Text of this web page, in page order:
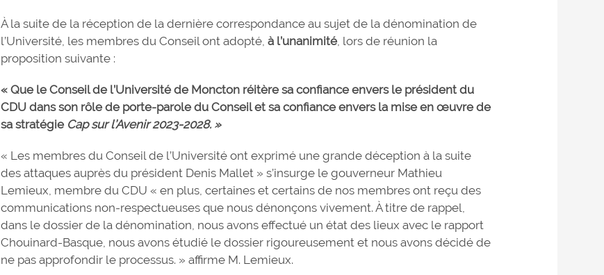
À la suite de la réception de la dernière correspondance au sujet de la dénomination de
l’Université, les membres du Conseil ont adopté, à l’unanimité, lors de réunion la
proposition suivante :
« Que le Conseil de l’Université de Moncton réitère sa confiance envers le président du
CDU dans son rôle de porte-parole du Conseil et sa confiance envers la mise en œuvre de
sa stratégie Cap sur l’Avenir 2023-2028. »
« Les membres du Conseil de l’Université ont exprimé une grande déception à la suite
des attaques auprès du président Denis Mallet » s’insurge le gouverneur Mathieu
Lemieux, membre du CDU « en plus, certaines et certains de nos membres ont reçu des
communications non-respectueuses que nous dénonçons vivement. À titre de rappel,
dans le dossier de la dénomination, nous avons effectué un état des lieux avec le rapport
Chouinard-Basque, nous avons étudié le dossier rigoureusement et nous avons décidé de
ne pas approfondir le processus. » affirme M. Lemieux.